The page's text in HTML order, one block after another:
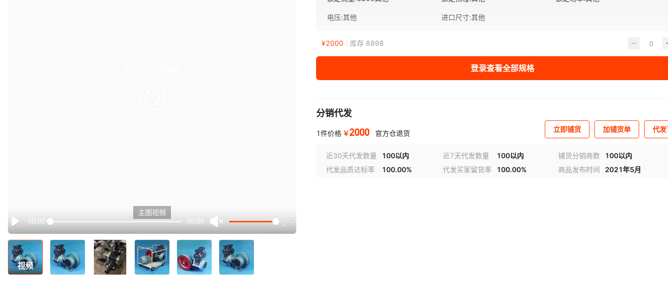
Play
00:00 00:00
主图视频
视频
电压:其他 进口尺寸:其他
¥2000 库存 8898
登录查看全部规格
分销代发
1件价格 ￥2000 官方仓退货 立即铺货 加铺货单 代
近30天代发数量 100以内 近7天代发数量 100以内 铺货分销商数
100以内
代发品质达标率
100.00% 代发买家留货率 100.00% 商品发布时间 2021年5月